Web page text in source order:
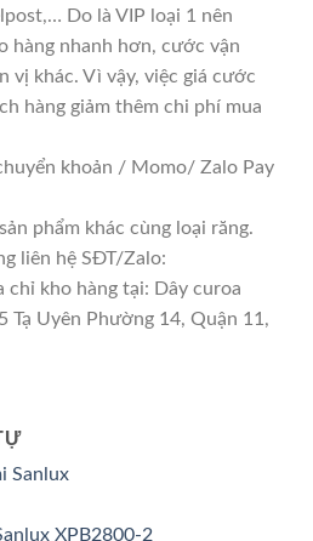
Do là VIP loại 1 nên
hàng nhanh hơn, cước vận
vị khác. Vì vậy, việc giá cước
hàng giảm thêm chi phí mua
khoản / Momo/ Zalo Pay
phẩm khác cùng loại răng.
liên hệ SĐT/Zalo:
chỉ kho hàng tại: Dây curoa
Tạ Uyên Phường 14, Quận 11,
XPB2800-2